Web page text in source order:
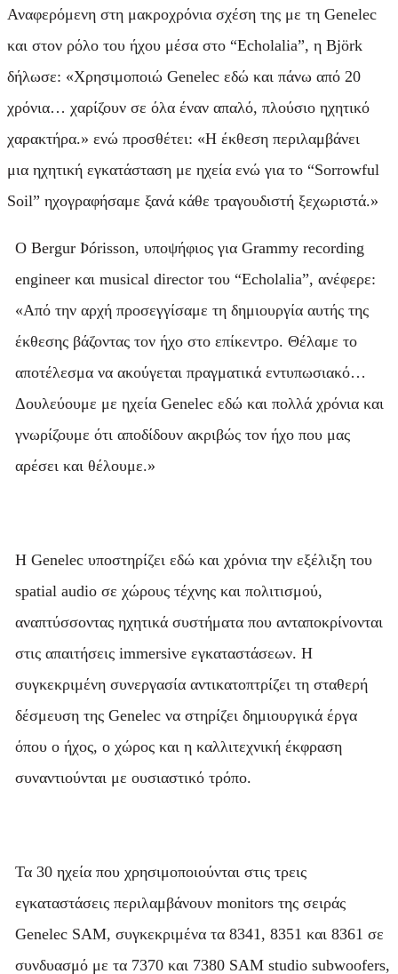
Αναφερόμενη στη μακροχρόνια σχέση της με τη Genelec
και στον ρόλο του ήχου μέσα στο “Echolalia”, η Björk
δήλωσε: «Χρησιμοποιώ Genelec εδώ και πάνω από 20
χρόνια… χαρίζουν σε όλα έναν απαλό, πλούσιο ηχητικό
χαρακτήρα.» ενώ προσθέτει: «Η έκθεση περιλαμβάνει
μια ηχητική εγκατάσταση με ηχεία ενώ για το “Sorrowful
Soil” ηχογραφήσαμε ξανά κάθε τραγουδιστή ξεχωριστά.»
Ο Bergur Þórisson, υποψήφιος για Grammy recording
engineer και musical director του “Echolalia”, ανέφερε:
«Από την αρχή προσεγγίσαμε τη δημιουργία αυτής της
έκθεσης βάζοντας τον ήχο στο επίκεντρο. Θέλαμε το
αποτέλεσμα να ακούγεται πραγματικά εντυπωσιακό…
Δουλεύουμε με ηχεία Genelec εδώ και πολλά χρόνια και
γνωρίζουμε ότι αποδίδουν ακριβώς τον ήχο που μας
αρέσει και θέλουμε.»
Η Genelec υποστηρίζει εδώ και χρόνια την εξέλιξη του
spatial audio σε χώρους τέχνης και πολιτισμού,
αναπτύσσοντας ηχητικά συστήματα που ανταποκρίνονται
στις απαιτήσεις immersive εγκαταστάσεων. Η
συγκεκριμένη συνεργασία αντικατοπτρίζει τη σταθερή
δέσμευση της Genelec να στηρίζει δημιουργικά έργα
όπου ο ήχος, ο χώρος και η καλλιτεχνική έκφραση
συναντιούνται με ουσιαστικό τρόπο.
Τα 30 ηχεία που χρησιμοποιούνται στις τρεις
εγκαταστάσεις περιλαμβάνουν monitors της σειράς
Genelec SAM, συγκεκριμένα τα 8341, 8351 και 8361 σε
συνδυασμό με τα 7370 και 7380 SAM studio subwoofers,